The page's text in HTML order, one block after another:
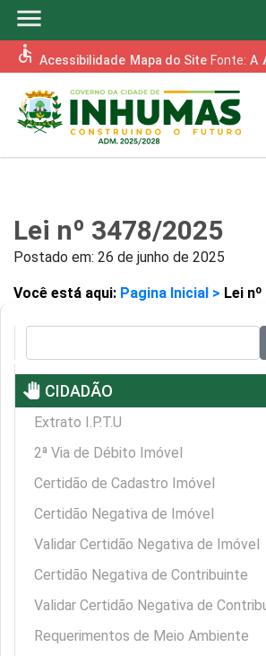
menu
accessible Acessibilidade Mapa do Site Fonte: A
Lei nº 3478/2025
Postado em: 26 de junho de 2025
Você está aqui: Pagina Inicial > Lei
pan_tool CIDADÃO
Extrato I.P.T.U
2ª Via de Débito Imóvel
Certidão de Cadastro Imóvel
Certidão Negativa de Imóvel
Validar Certidão Negativa de Imóvel
Certidão Negativa de Contribuinte
Validar Certidão Negativa de
Requerimentos de Meio Ambiente